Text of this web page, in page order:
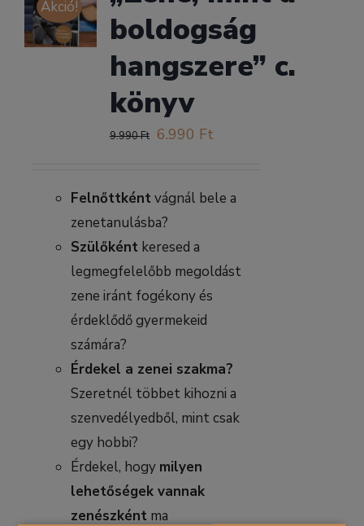
Akció!
boldogság
hangszere” c.
könyv
9.990Ft Original
9.990 Ft.
6.990 FtCurrent
6.990 Ft.
Felnőttként vágnál bele a
zenetanulásba?
Szülőként keresed a
legmegfelelőbb megoldást
zene iránt fogékony és
érdeklődő gyermekeid
számára?
Érdekel a zenei szakma?
Szeretnél többet kihozni a
szenvedélyedből, mint csak
egy hobbi?
Érdekel, hogy milyen
lehetőségek vannak
zenészkéntma